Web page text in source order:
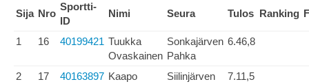
Sija Nro
Sportti-
ID
Nimi Seura Tulos Ranking
1 16 40199421 Tuukka
Ovaskainen
Sonkajärven
Pahka
6.46,8
2 17 40163897 Kaapo
Siilinjärven
7.11,5